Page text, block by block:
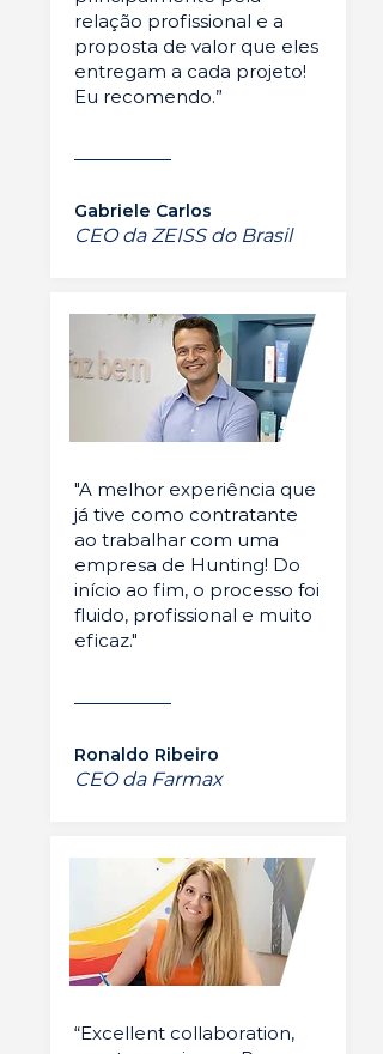
relação profissional e a
proposta de valor que eles
entregam a cada projeto!
Eu recomendo.”
Gabriele Carlos
CEO da ZEISS do Brasil
"A melhor experiência que
já tive como contratante
ao trabalhar com uma
empresa de Hunting! Do
início ao fim, o processo foi
fluido, profissional e muito
eficaz."
Ronaldo Ribeiro
CEO da Farmax
“Excellent collaboration,